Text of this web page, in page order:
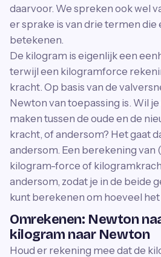
daarvoor. We spreken ook wel
er sprake is van drie termen
betekenen.
De kilogram is eigenlijk een
terwijl een kilogramforce
kracht. Op basis van de
Newton van toepassing is. Wil
maken tussen de oude en de
kracht, of andersom? Het gaat
andersom. Een berekening van
kilogram-force of
andersom, zodat je in de beide
kunt berekenen om hoeveel
Omrekenen: Newton
kilogram naar Newton
Houd er rekening mee dat de